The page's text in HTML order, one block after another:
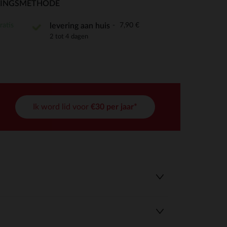
aan te passen en te beheren, en zorgt ervoor dat aan
levering aan huis 7,90 €
2 tot 4 dagen
Ik word lid voor €30 per jaar*